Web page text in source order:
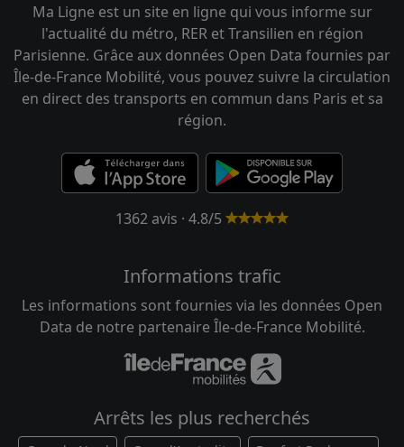
Ma Ligne est un site en ligne qui vous informe sur
l'actualité du métro, RER et Transilien en région
Parisienne. Grâce aux données Open Data fournies par
Île-de-France Mobilité, vous pouvez suivre la circulation
en direct des transports en commun dans Paris et sa
région.
1362 avis · 4.8/5
Informations trafic
Les informations sont fournies via les données Open
Data de notre partenaire Île-de-France Mobilité.
Arrêts les plus recherchés